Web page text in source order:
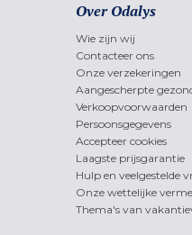
Over Odalys
Wie zijn wij
Contacteer ons
Onze verzekeringen
Aangescherpte
Verkoopvoorwaarden
Persoonsgegevens
Accepteer cookies
Laagste prijsgarantie
Hulp en veelgestelde
Onze wettelijke
Thema's van